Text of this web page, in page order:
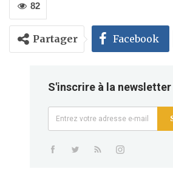
82
Partager Facebook
S'inscrire à la newsletter